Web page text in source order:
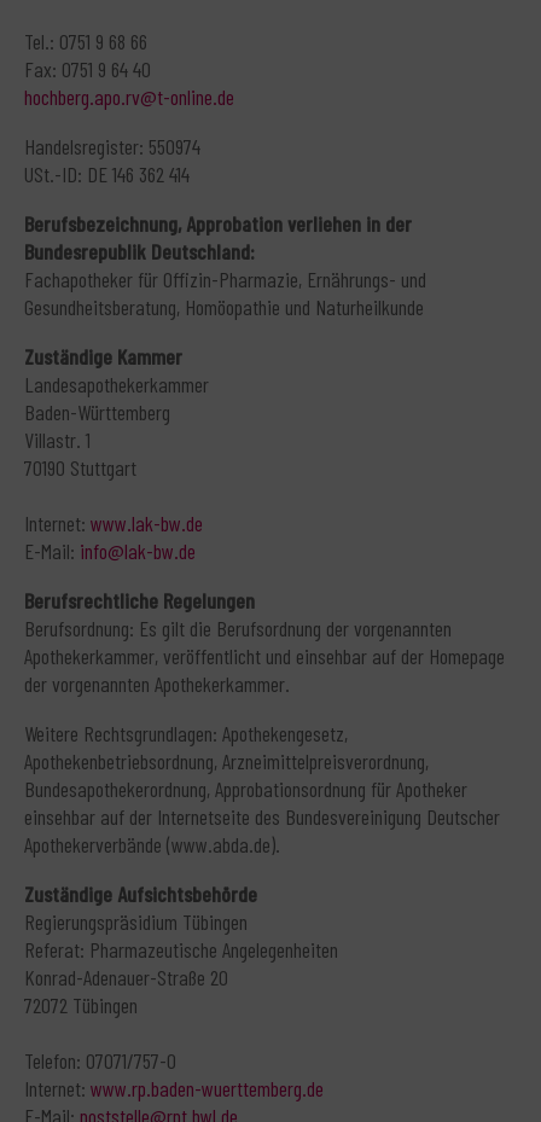
Tel.: 0751 9 68 66
Fax: 0751 9 64 40
hochberg.apo.rv@t-online.de
Handelsregister: 550974
USt.-ID: DE 146 362 414
Berufsbezeichnung, Approbation verliehen in der
Bundesrepublik Deutschland:
Fachapotheker für Offizin-Pharmazie, Ernährungs- und
Gesundheitsberatung, Homöopathie und Naturheilkunde
Zuständige Kammer
Landesapothekerkammer
Baden-Württemberg
Villastr. 1
70190 Stuttgart
Internet: www.lak-bw.de
E-Mail: info@lak-bw.de
Berufsrechtliche Regelungen
Berufsordnung: Es gilt die Berufsordnung der vorgenannten
Apothekerkammer, veröffentlicht und einsehbar auf der Homepage
der vorgenannten Apothekerkammer.
Weitere Rechtsgrundlagen: Apothekengesetz,
Apothekenbetriebsordnung, Arzneimittelpreisverordnung,
Bundesapothekerordnung, Approbationsordnung für Apotheker
einsehbar auf der Internetseite des Bundesvereinigung Deutscher
Apothekerverbände (www.abda.de).
Zuständige Aufsichtsbehörde
Regierungspräsidium Tübingen
Referat: Pharmazeutische Angelegenheiten
Konrad-Adenauer-Straße 20
72072 Tübingen
Telefon: 07071/757-0
Internet: www.rp.baden-wuerttemberg.de
E-Mail: poststelle@rpt.bwl.de